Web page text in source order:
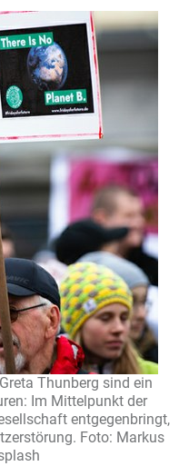
Thunberg sind ein
Im Mittelpunkt der
entgegenbringt,
Foto: Markus